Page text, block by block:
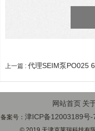
上一篇 : 代理SEIM泵PO025
网站首页 关
备案号：津ICP备12003189号-